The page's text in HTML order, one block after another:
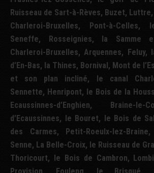
Ruisseau de Sart-à-Rèves, Buzet,
Charleroi-Bruxelles, Pont-à-Celles,
Seneffe, Rosseignies, la Samme
Charleroi-Bruxelles, Arquennes, Feluy,
d’En-Bas, la Thines, Bornival, Mont de
et son plan incliné, le canal
Sennette, Henripont, le Bois de la
Ecaussinnes-d’Enghien, Braine-
d’Ecaussinnes, le Bouret, le Bois de
des Carmes, Petit-Roeulx-lez-
Senne, La Belle-Croix, le Ruisseau de
Thoricourt, le Bois de Cambron,